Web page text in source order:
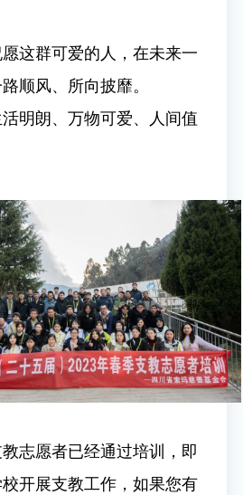
这群可爱的人，在未来一
顺风、所向披靡。
明朗、万物可爱、人间值
志愿者已经通过培训，即
开展支教工作，如果您有